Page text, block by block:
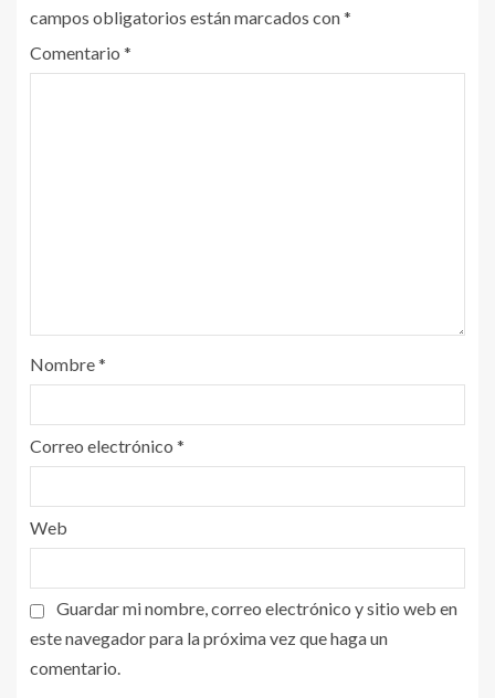
campos obligatorios están marcados con*
Comentario *
Nombre*
Correo electrónico *
Web
Guardar mi nombre, correo electrónico y sitio web en
este navegador para la próxima vez que haga un
comentario.